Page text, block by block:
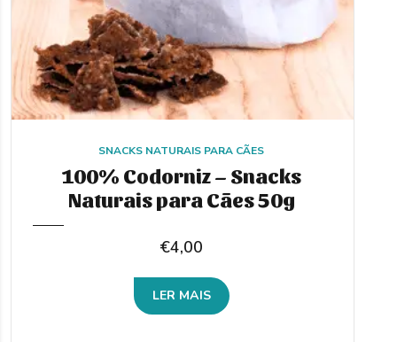
SNACKS NATURAIS PARA CÃES
100% Codorniz – Snacks
Naturais para Cães 50g
€4,00
LER MAIS